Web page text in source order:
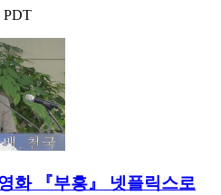
PDT
화 『부흥』 넷플릭스로